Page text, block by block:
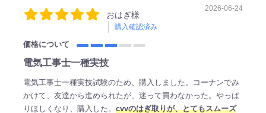
おはぎ様
購入確認済み
2026-06-24
価格について
電気工事士一種実技
電気工事士一種実技試験のため、購入しました。コーナンでみ
かけて、友達から進められたが、迷って買わなかった。やっぱ
りほしくなり、購入した。 cvvのはぎ取りが、とてもスムーズ